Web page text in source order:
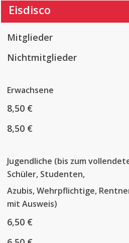
Eisdisco
Mitglieder
Nichtmitglieder
Erwachsene
8,50 €
8,50 €
Jugendliche (bis zum
Schüler, Studenten,
Azubis, Wehrpflichtige,
mit Ausweis)
6,50 €